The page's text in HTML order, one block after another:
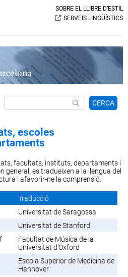
SOBRE EL LLIBRE D’ESTIL
SERVEIS LINGÜÍSTICS
CERCA
escoles
facultats, instituts, departaments i
general, es tradueixen a la llengua del
i afavorir-ne la comprensió.
Traducció
Universitat de Saragossa
Universitat de Stanford
Facultat de Música de la
Universitat d’Oxford
Escola Superior de Medicina de
Hannover